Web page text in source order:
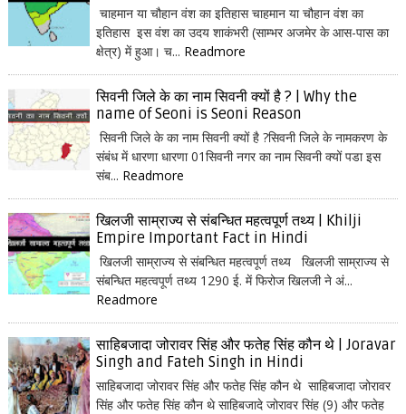
चाहमान या चौहान वंश का इतिहास चाहमान या चौहान वंश का
इतिहास इस वंश का उदय शाकंभरी (साम्भर अजमेर के आस-पास का
क्षेत्र) में हुआ। च... Readmore
सिवनी जिले के का नाम सिवनी क्यों है ? | Why the
name of Seoni is Seoni Reason
सिवनी जिले के का नाम सिवनी क्यों है ?सिवनी जिले के नामकरण के
संबंध में धारणा धारणा 01सिवनी नगर का नाम सिवनी क्यों पडा इस
संब... Readmore
खिलजी साम्राज्य से संबन्धित महत्वपूर्ण तथ्य | Khilji
Empire Important Fact in Hindi
खिलजी साम्राज्य से संबन्धित महत्वपूर्ण तथ्य खिलजी साम्राज्य से
संबन्धित महत्वपूर्ण तथ्य 1290 ई. में फिरोज खिलजी ने अं...
Readmore
साहिबजादा जोरावर सिंह और फतेह सिंह कौन थे | Joravar
Singh and Fateh Singh in Hindi
साहिबजादा जोरावर सिंह और फतेह सिंह कौन थे साहिबजादा जोरावर
सिंह और फतेह सिंह कौन थे साहिबजादे जोरावर सिंह (9) और फतेह